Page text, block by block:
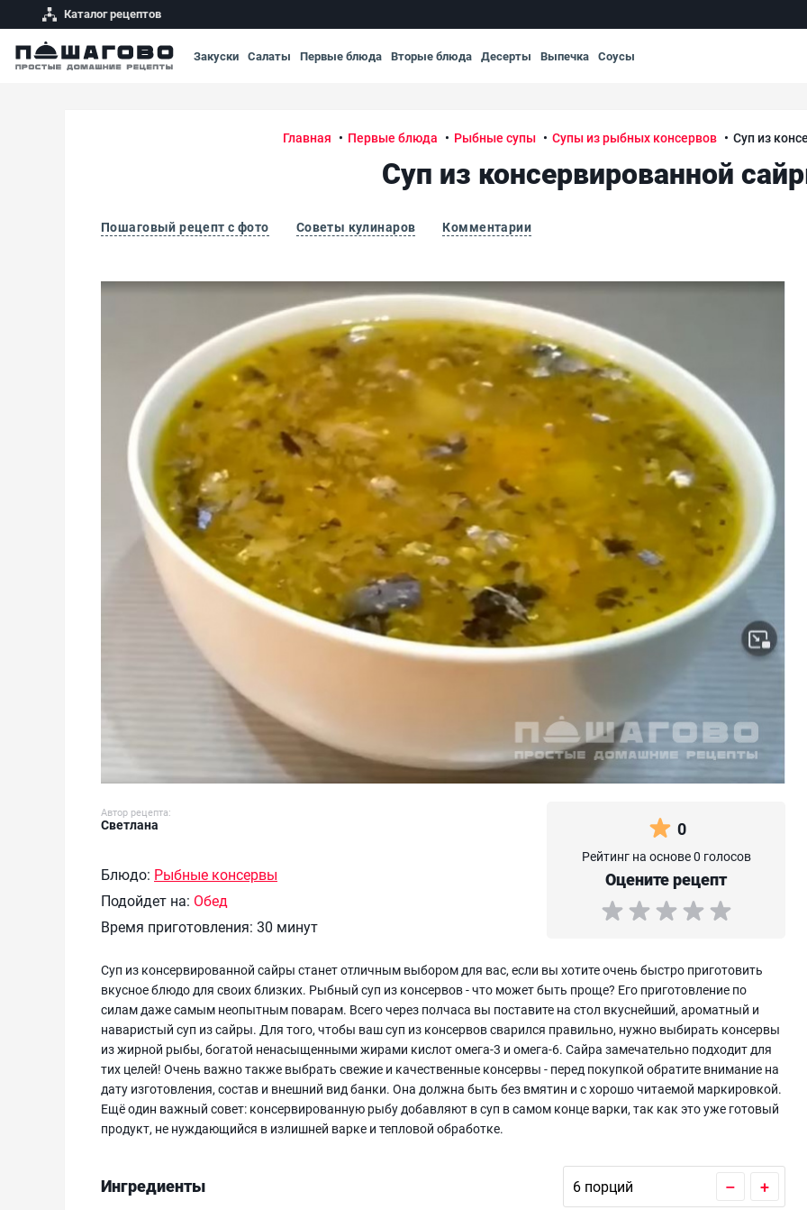
Каталог рецептов
Закуски Салаты Первые блюда Вторые блюда Десерты Выпечка Соусы
Главная Первые блюда Рыбные супы Супы из рыбных консервов Суп из
Суп из консервированной
Пошаговый рецепт с фото Советы кулинаров Комментарии
Суп из консервированной сайры
Автор рецепта:
Светлана
Блюдо: Рыбные консервы
Подойдет на: Обед
Время приготовления: 30 минут
0
Рейтинг на основе 0 голосов
Оцените рецепт
Суп из консервированной сайры станет отличным выбором для вас, если вы хотите очень быстро приготовить
вкусное блюдо для своих близких. Рыбный суп из консервов - что может быть проще? Его приготовление по
силам даже самым неопытным поварам. Всего через полчаса вы поставите на стол вкуснейший, ароматный и
наваристый суп из сайры. Для того, чтобы ваш суп из консервов сварился правильно, нужно выбирать консервы
из жирной рыбы, богатой ненасыщенными жирами кислот омега-3 и омега-6. Сайра замечательно подходит для
тих целей! Очень важно также выбрать свежие и качественные консервы - перед покупкой обратите внимание на
дату изготовления, состав и внешний вид банки. Она должна быть без вмятин и с хорошо читаемой маркировкой.
Ещё один важный совет: консервированную рыбу добавляют в суп в самом конце варки, так как это уже готовый
продукт, не нуждающийся в излишней варке и тепловой обработке.
Ингредиенты – +